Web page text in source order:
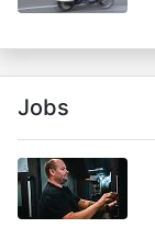
Jobs